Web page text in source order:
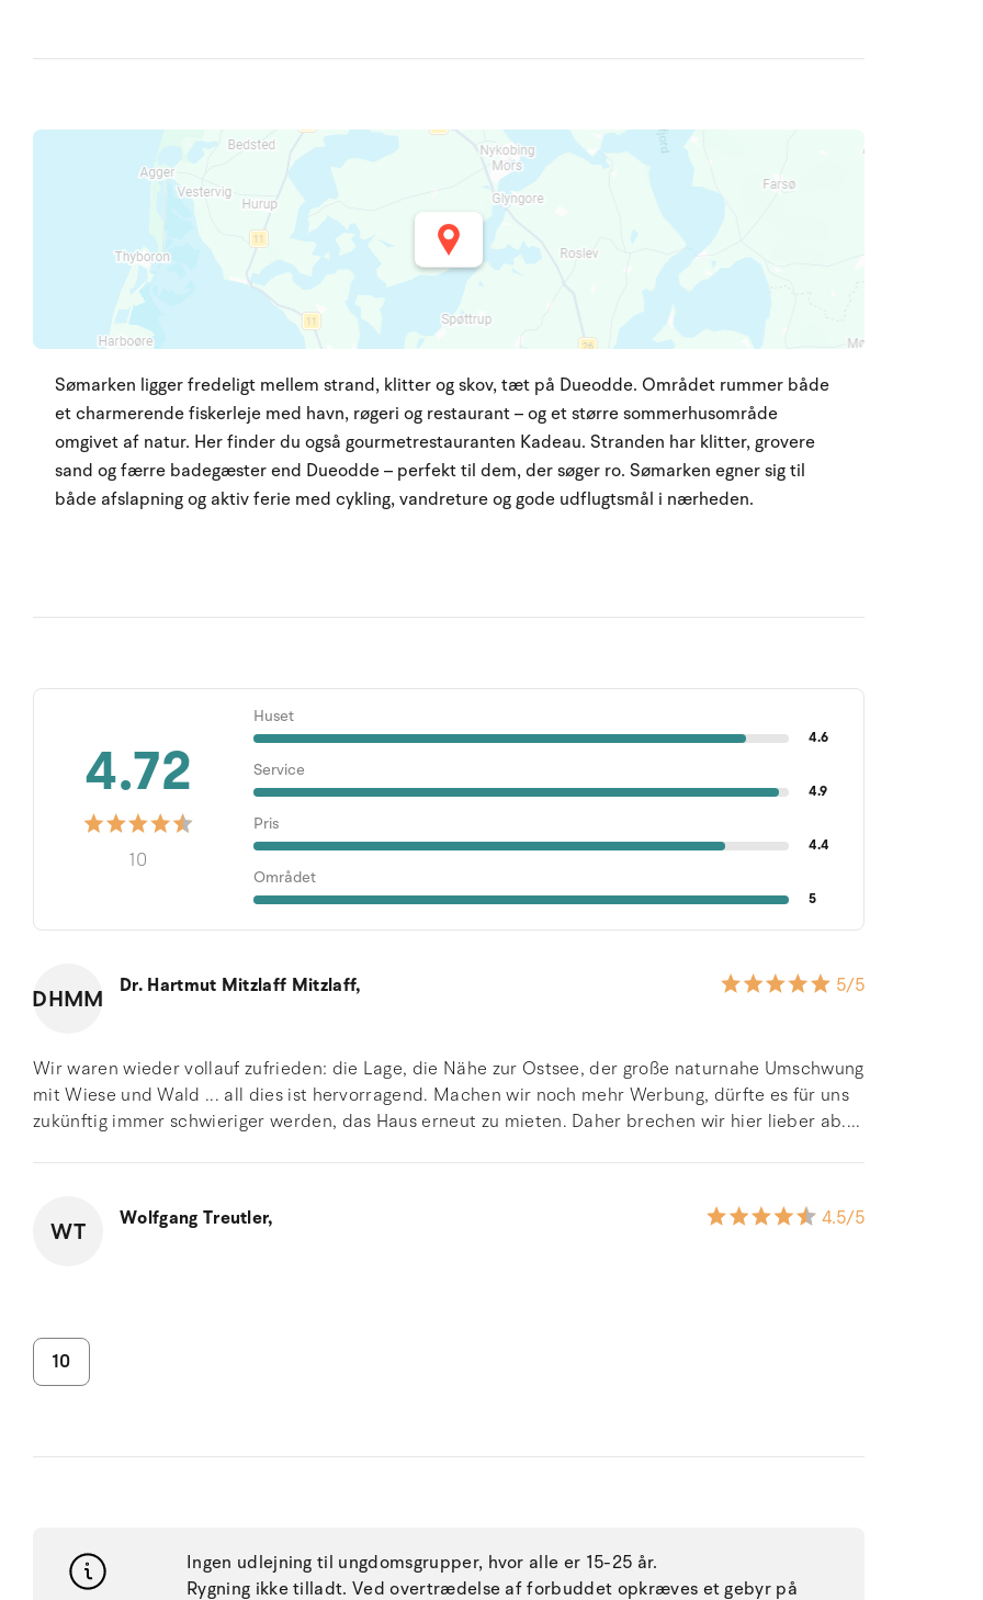
Sømarken ligger fredeligt mellem strand, klitter og skov, tæt på Dueodde. Området rummer både
et charmerende fiskerleje med havn, røgeri og restaurant – og et større sommerhusområde
omgivet af natur. Her finder du også gourmetrestauranten Kadeau. Stranden har klitter, grovere
sand og færre badegæster end Dueodde – perfekt til dem, der søger ro. Sømarken egner sig til
både afslapning og aktiv ferie med cykling, vandreture og gode udflugtsmål i nærheden.
4.72
10
Huset
4.6
Service
4.9
Pris
4.4
Området
5
DHMM Dr. Hartmut Mitzlaff Mitzlaff, 5/5
Wir waren wieder vollauf zufrieden: die Lage, die Nähe zur Ostsee, der große naturnahe Umschwung
mit Wiese und Wald ... all dies ist hervorragend. Machen wir noch mehr Werbung, dürfte es für uns
zukünftig immer schwieriger werden, das Haus erneut zu mieten. Daher brechen wir hier lieber ab....
WT Wolfgang Treutler, 4.5/5
10
Ingen udlejning til ungdomsgrupper, hvor alle er 15-25 år.
Rygning ikke tilladt. Ved overtrædelse af forbuddet opkræves et gebyr på